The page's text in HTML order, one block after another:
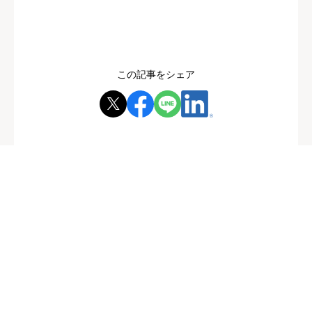
この記事をシェア